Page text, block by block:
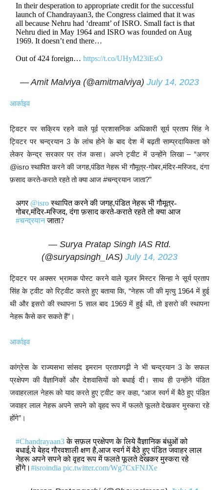
In their desperation to appropriate credit for the successful
launch of Chandrayaan3, the Congress claimed that it was
all because Nehru had ‘dreamt’ of ISRO. Small fact is that
Nehru died in May 1964 and ISRO was founded on Aug
1969. It doesn’t end there…
Out of 424 foreign…https://t.co/UHyM23iEsO
— Amit Malviya (@amitmalviya) July 14, 2023
आर्काइव
ट्विटर पर सक्रिय रहने वाले पूर्व प्रशासनिक अधिकारी सूर्य प्रताप सिंह ने
ट्विटर पर चन्द्रयान 3 के लांच होने के बाद देश में बढ़ती साम्प्रदायिकता को
लेकर केन्द्र सरकार पर तंज कसा। अपने ट्वीट में उन्होंने लिखा – “अगर
@isro स्थापित करने की जगह,पंडित नेहरू भी गौमूत्र-गोबर,मंदिर-मस्जिद, दंगा
फ़साद करते-कराते रहते तो क्या आज #चन्द्रयान जाता?”
अगर @isroस्थापित करने की जगह,पंडित नेहरू भी गौमूत्र-
गोबर,मंदिर-मस्जिद, दंगा फ़साद करते-कराते रहते तो क्या आज
#चन्द्रयानजाता?
— Surya Pratap Singh IAS Rtd.
(@suryapsingh_IAS) July 14, 2023
ट्विटर पर अक्सर भ्रामक पोस्ट करने वाले यूजर मिस्टर सिन्हा ने सूर्य प्रताप
सिंह के ट्वीट को रिट्वीट करते हुए बताया कि, “नेहरू जी की मृत्यु 1964 में हुई
थी और इसरो की स्थापना 5 साल बाद 1969 में हुई थी, तो इसरो की स्थापना
नेहरू कैसे कर सकते हैं”।
आर्काइव
कांग्रेस के राज्यसभा सांसद इमरान प्रतापगढ़ी ने भी चन्द्रयान 3 के सफल
प्रक्षेपण की वैज्ञानिकों और देशवासियों को बधाई दी। साथ ही उन्होंने पंडित
जवाहरलाल नेहरू को याद करते हुए ट्वीट कर कहा, “आज स्वर्ग में बैठे हुए पंडित
जवाहर लाल नेहरू अपने सपने को वृहद रूप में फलते फूलते देखकर मुस्करा रहे
होंगे”।
#Chandrayaan3के सफ़ल प्रक्षेपण के लिये वैज्ञानिक बंधुओं को
बधाई,ये बेहद गौरवशाली क्षण है,आज स्वर्ग में बैठे हुए पंडित जवाहर लाल
नेहरू अपने सपने को वृहद रूप में फलते फूलते देखकर मुस्करा रहे
होंगे।#isroindia pic.twitter.com/Wg7CxFNJXe